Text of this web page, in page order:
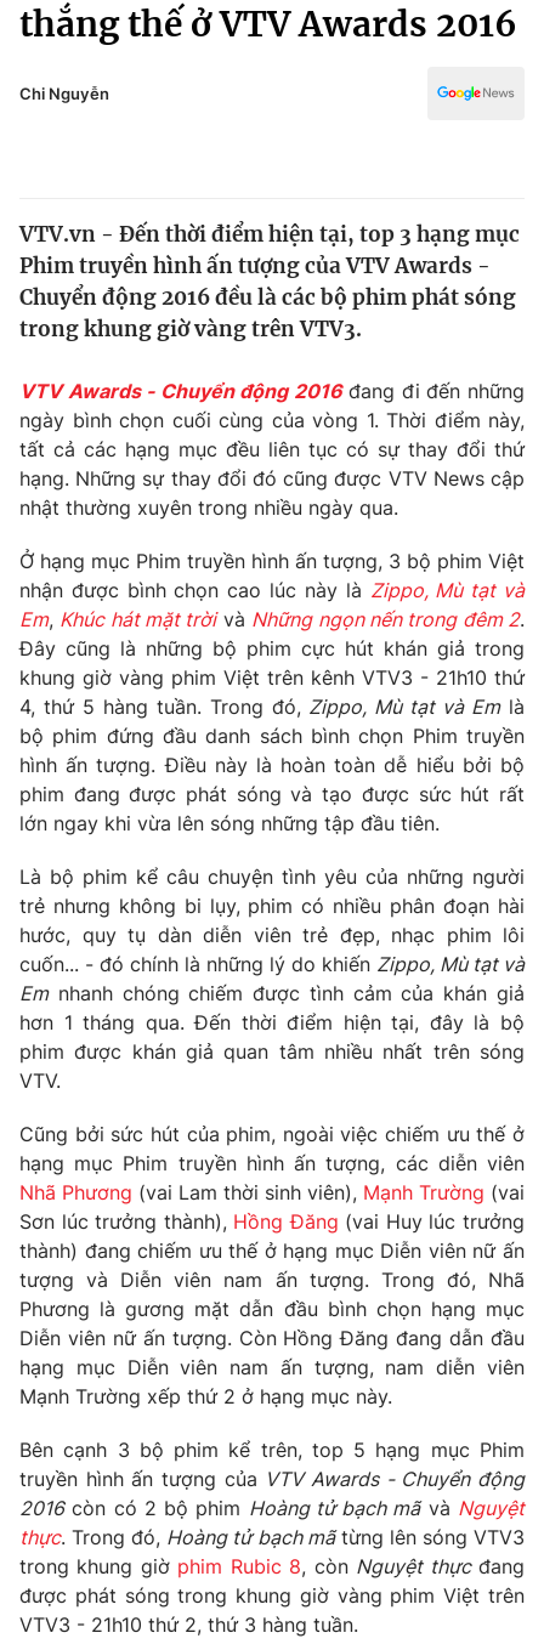
Chính trị
Thế giới
Tin tức
Thế giới đó đây
Câu chuyện quốc tế
Tài chính
Thị trường
Góc doanh nghiệp
Dữ liệu và đời sống
Truyền hình
Phim VTV
Hậu trường
Nhân vật
Khán giả
Giải sao mai
Giải trí
Điện ảnh
Âm nhạc
Sao
Đời sống
Du lịch
Làm đẹp
Chất lượng cuộc sống
Giáo dục
Tuyển sinh
Học trực tuyến
Công nghệ
Hitech Công nghệ tương lai
Sản phẩm
Thị trường
Tư vấn
Lịch phát sóng
Chuyên mục khác
Emagazine Podcast
Photo Infographic
Video Shorts video
VTV Money VTV Thể thao
VTV Sức khoẻ Bất động sản
Thị trường 24h Tấm lòng Việt
VTV4 Vươn mình bằng AI
VTV9 VTV8
Liên hệ tòa soạn English
Truyền hình
Y tế
thắng thế ở VTV Awards 2016
Chi Nguyễn
VTV.vn - Đến thời điểm hiện tại, top 3 hạng mục
Phim truyền hình ấn tượng của VTV Awards -
Chuyển động 2016 đều là các bộ phim phát sóng
trong khung giờ vàng trên VTV3.
VTV Awards - Chuyển động 2016đang đi đến những
ngày bình chọn cuối cùng của vòng 1. Thời điểm này,
tất cả các hạng mục đều liên tục có sự thay đổi thứ
hạng. Những sự thay đổi đó cũng được VTV News cập
nhật thường xuyên trong nhiều ngày qua.
Ở hạng mục Phim truyền hình ấn tượng, 3 bộ phim Việt
nhận được bình chọn cao lúc này là Zippo, Mù tạt và
Em, Khúc hát mặt trờivà Những ngọn nến trong đêm 2.
Đây cũng là những bộ phim cực hút khán giả trong
khung giờ vàng phim Việt trên kênh VTV3 - 21h10 thứ
4, thứ 5 hàng tuần. Trong đó, Zippo, Mù tạt và Emlà
bộ phim đứng đầu danh sách bình chọn Phim truyền
hình ấn tượng. Điều này là hoàn toàn dễ hiểu bởi bộ
phim đang được phát sóng và tạo được sức hút rất
lớn ngay khi vừa lên sóng những tập đầu tiên.
Là bộ phim kể câu chuyện tình yêu của những người
trẻ nhưng không bi lụy, phim có nhiều phân đoạn hài
hước, quy tụ dàn diễn viên trẻ đẹp, nhạc phim lôi
cuốn... - đó chính là những lý do khiến Zippo, Mù tạt và
Emnhanh chóng chiếm được tình cảm của khán giả
hơn 1 tháng qua. Đến thời điểm hiện tại, đây là bộ
phim được khán giả quan tâm nhiều nhất trên sóng
VTV.
Cũng bởi sức hút của phim, ngoài việc chiếm ưu thế ở
hạng mục Phim truyền hình ấn tượng, các diễn viên
Nhã Phương (vai Lam thời sinh viên), Mạnh Trường (vai
Sơn lúc trưởng thành), Hồng Đăng (vai Huy lúc trưởng
thành) đang chiếm ưu thế ở hạng mục Diễn viên nữ ấn
tượng và Diễn viên nam ấn tượng. Trong đó, Nhã
Phương là gương mặt dẫn đầu bình chọn hạng mục
Diễn viên nữ ấn tượng. Còn Hồng Đăng đang dẫn đầu
hạng mục Diễn viên nam ấn tượng, nam diễn viên
Mạnh Trường xếp thứ 2 ở hạng mục này.
Bên cạnh 3 bộ phim kể trên, top 5 hạng mục Phim
truyền hình ấn tượng của VTV Awards - Chuyển động
2016còn có 2 bộ phim Hoàng tử bạch mãvà Nguyệt
thực. Trong đó, Hoàng tử bạch mãtừng lên sóng VTV3
trong khung giờ phim Rubic 8, còn Nguyệt thựcđang
được phát sóng trong khung giờ vàng phim Việt trên
VTV3 - 21h10 thứ 2, thứ 3 hàng tuần.